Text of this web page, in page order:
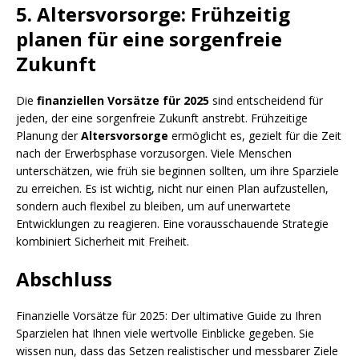
5. Altersvorsorge: Frühzeitig
planen für eine sorgenfreie
Zukunft
Die finanziellen Vorsätze für 2025 sind entscheidend für
jeden, der eine sorgenfreie Zukunft anstrebt. Frühzeitige
Planung derAltersvorsorge ermöglicht es, gezielt für die Zeit
nach der Erwerbsphase vorzusorgen. Viele Menschen
unterschätzen, wie früh sie beginnen sollten, um ihre Sparziele
zu erreichen. Es ist wichtig, nicht nur einen Plan aufzustellen,
sondern auch flexibel zu bleiben, um auf unerwartete
Entwicklungen zu reagieren. Eine vorausschauende Strategie
kombiniert Sicherheit mit Freiheit.
Abschluss
Finanzielle Vorsätze für 2025: Der ultimative Guide zu Ihren
Sparzielen hat Ihnen viele wertvolle Einblicke gegeben. Sie
wissen nun, dass das Setzen realistischer und messbarer Ziele